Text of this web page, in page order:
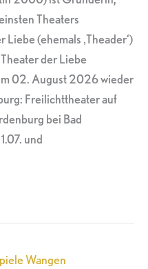
Theaters
(ehemals ‚Theader‘)
der Liebe
02. August 2026 wieder
Freilichttheater auf
bei Bad
und